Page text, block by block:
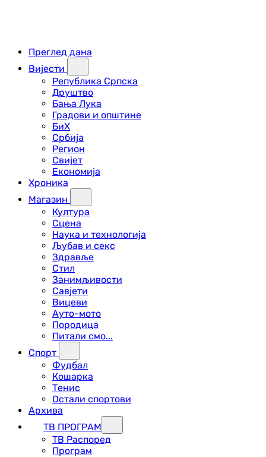
Преглед дана
Вијести
Република Српска
Друштво
Бања Лука
Градови и општине
БиХ
Србија
Регион
Свијет
Економија
Хроника
Магазин
Култура
Сцена
Наука и технологија
Љубав и секс
Здравље
Стил
Занимљивости
Савјети
Вицеви
Ауто-мото
Породица
Питали смо...
Спорт
Фудбал
Кошарка
Тенис
Остали спортови
Архива
ТВ ПРОГРАМ
ТВ Распоред
Програм